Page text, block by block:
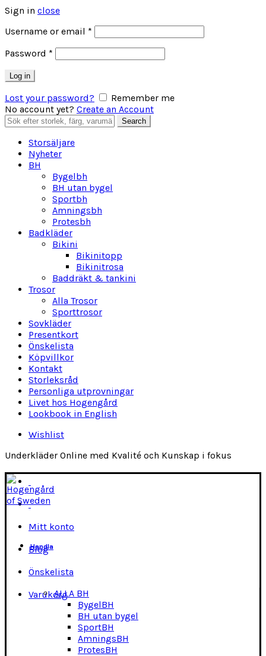
Sign in close
Username or email *
Password *
Log in
Lost your password?
Remember me
No account yet? Create an Account
Search
for:
Search
Storsäljare
Nyheter
BH
Bygelbh
BH utan bygel
Sportbh
Amningsbh
Protesbh
Badkläder
Bikini
Bikinitopp
Bikinitrosa
Baddräkt & tankini
Trosor
Alla Trosor
Sporttrosor
Sovkläder
Presentkort
Önskelista
Köpvillkor
Kontakt
Storleksråd
Personliga utprovningar
Livet hos Hogengård
Lookbook in English
Wishlist
Underkläder Online med Kvalité och Kunskap i fokus
Mitt konto
Blog
Önskelista
Varukorg
Handla
ALLA BH
BygelBH
BH utan bygel
SportBH
AmningsBH
ProtesBH